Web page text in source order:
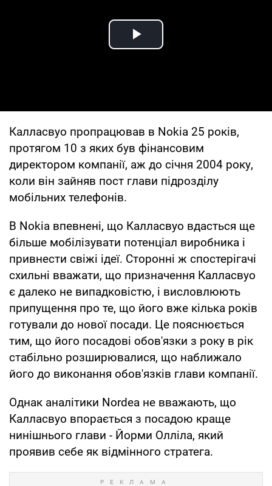
Play Video
Калласвуо пропрацював в Nokia 25 років,
протягом 10 з яких був фінансовим
директором компанії, аж до січня 2004 року,
коли він зайняв пост глави підрозділу
мобільних телефонів.
В Nokia впевнені, що Калласвуо вдасться ще
більше мобілізувати потенціал виробника і
привнести свіжі ідеї. Сторонні ж спостерігачі
схильні вважати, що призначення Калласвуо
є далеко не випадковістю, і висловлюють
припущення про те, що його вже кілька років
готували до нової посади. Це пояснюється
тим, що його посадові обов'язки з року в рік
стабільно розширювалися, що наближало
його до виконання обов'язків глави компанії.
Однак аналітики Nordea не вважають, що
Калласвуо впорається з посадою краще
нинішнього глави - Йорми Олліла, який
проявив себе як відмінного стратега.